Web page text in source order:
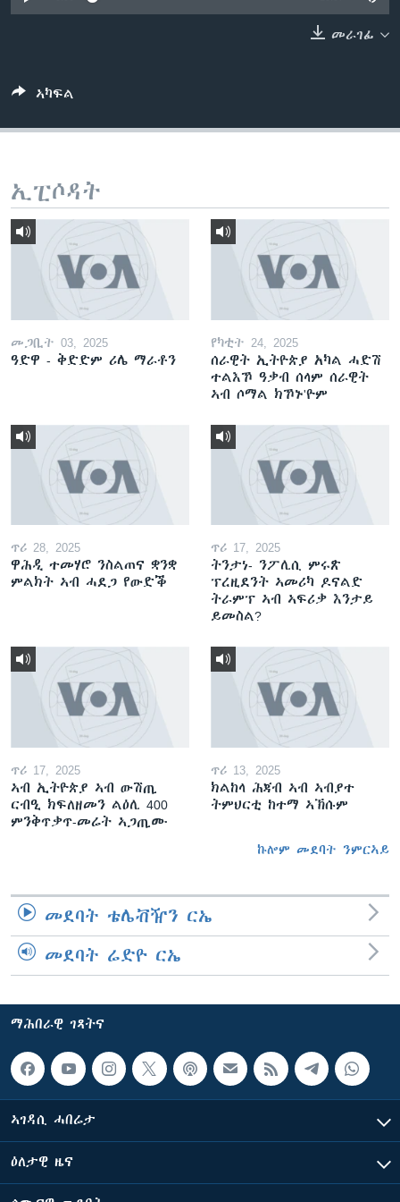
ቂሔ ጽልሚ
መራገፊ
ኣካፍል
ኢፒሶዳት
መጋቢት 03, 2025
ዓድዋ - ቅድድም ሪሌ ማራቶን
የካቲት 24, 2025
ሰራዊት ኢትዮጵያ አካል ሓድሽ
ተልእኾ ዓቃብ ሰላም ሰራዊት
ኣብ ሶማል ክኾኑ'ዮም
ጥሪ 28, 2025
ዋሕዲ ተመሃሮ ንስልጠና ቋንቋ
ምልክት ኣብ ሓደጋ የውድቕ
ጥሪ 17, 2025
ትንታነ- ንፖሊሲ ምሩጽ
ፕረዚደንት ኣመሪካ ዶናልድ
ትራምፕ ኣብ ኣፍሪቃ እንታይ
ይመስል?
ጥሪ 17, 2025
ኣብ ኢትዮጵያ ኣብ ውሽጢ
ርብዒ ክፍለዘመን ልዕሊ 400
ምንቅጥቃጥ-መሬት ኣጋጢሙ
ጥሪ 13, 2025
ክልከላ ሕጃብ ኣብ ኣብያተ
ትምህርቲ ከተማ ኣኽሱም
ኩሎም መደባት ንምርኣይ
መደባት ቴሌቭዥን ርኤ
መደባት ሬድዮ ርኤ
ማሕበራዊ ገጻትና
ኣገዳሲ ሓበሬታ
ዕለታዊ ዜና